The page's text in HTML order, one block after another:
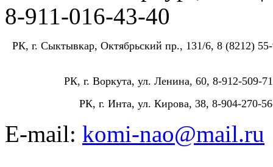
8-911-016-43-40
РК, г. Сыктывкар, Октябрьский пр., 131/6, 8 (8212)
РК, г. Воркута, ул. Ленина, 60, 8-912-509-
РК, г. Инта, ул. Кирова, 38, 8-904-270-
E-mail: komi-nao@mail.ru